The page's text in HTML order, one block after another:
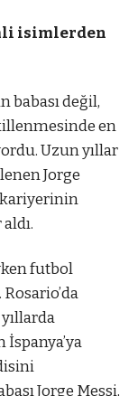
isimlerden
babası değil,
en
Uzun yıllar
Jorge
kariyerinin
futbol
İspanya’ya
Jorge Messi,